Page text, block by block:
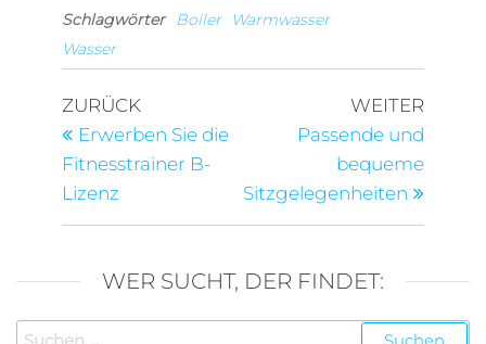
Schlagwörter
Boiler
Warmwasser
Wasser
Beitragsnavigation
Vorheriger
Beitrag
ZURÜCK
Erwerben Sie die
Fitnesstrainer B-
Lizenz
WEITER
Passende und
bequeme
Sitzgelegenheiten
WER SUCHT, DER FINDET:
Suchen